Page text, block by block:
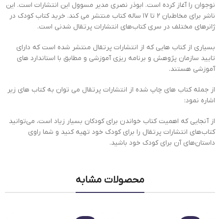
نوجوان را آغاز کرده است. ابوذر نصری مدیر مسوول این انتشارات است. این
ناشر برای مخاطبان 2 تا ۱۷ ساله کتاب منتشر می کند. خرید کتاب کودک در
ژانرهای مختلف در سری کتاب‌های انتشارات پرتقال شدنی است.
بسیاری از کتاب هایی که از انتشارات پرتقال منتشر شده است که دارای
تایید سازمان پژوهش و برنامه ریزی آموزشی و مطابق با استاندارد های
آموزشی هستند.
از جمله کتاب های چاپ شده از انتشارات پرتقال می توان به کتاب های زیر
اشاره نمود:
از آنجایی که اهمیت کتاب خواندن برای کودکان بسیار زیاد است، می‌توانید
کتاب‌های انتشارات پرتقال را برای کودک خود تهیه کنید و شما راوی
داستان‌های آن برای کودک خود باشید.
محصولات مشابه